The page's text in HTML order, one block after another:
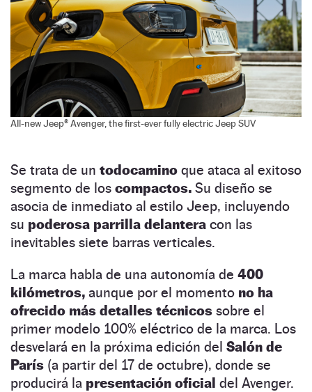
All-new Jeep® Avenger, the first-ever fully electric Jeep SUV
Se trata de un todocamino que ataca al exitoso
segmento de los compactos. Su diseño se
asocia de inmediato al estilo Jeep, incluyendo
su poderosa parrilla delantera con las
inevitables siete barras verticales.
La marca habla de una autonomía de 400
kilómetros, aunque por el momento no ha
ofrecido más detalles técnicos sobre el
primer modelo 100% eléctrico de la marca. Los
desvelará en la próxima edición del Salón de
París (a partir del 17 de octubre), donde se
producirá la presentación oficial del Avenger.